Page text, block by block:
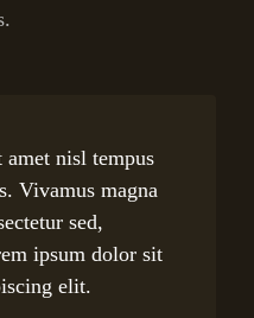
nisl tempus
Vivamus magna
sed,
ipsum dolor sit
elit.